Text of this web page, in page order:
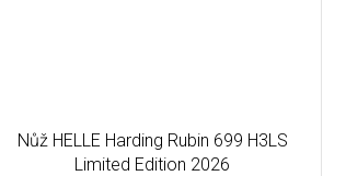
Nůž HELLE Harding Rubin 699 H3LS
Limited Edition 2026